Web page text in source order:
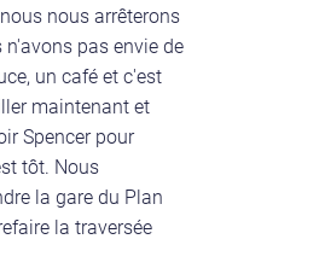
nous arrêterons
pas envie de
un café et c'est
maintenant et
Spencer pour
tôt. Nous
la gare du Plan
la traversée